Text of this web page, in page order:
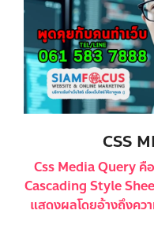
CSS
Css Media Query คื
Cascading Style
แสดงผลโดยอ้างถึงคว